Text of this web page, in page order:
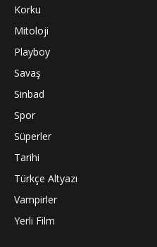
Korku
Mitoloji
Playboy
Savaş
Sinbad
Spor
Süperler
Tarihi
Türkçe Altyazı
Vampirler
Yerli Film